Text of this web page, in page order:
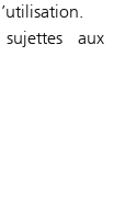
aux